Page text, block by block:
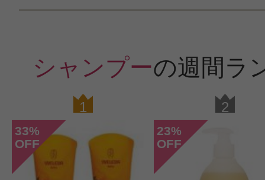
シャンプーの週間ラ
1
33%
OFF
2
23%
OFF